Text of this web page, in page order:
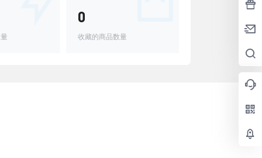
0
收藏的商品数量